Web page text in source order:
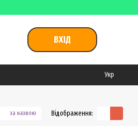
ВХІД
Укр
за назвою Відображення: